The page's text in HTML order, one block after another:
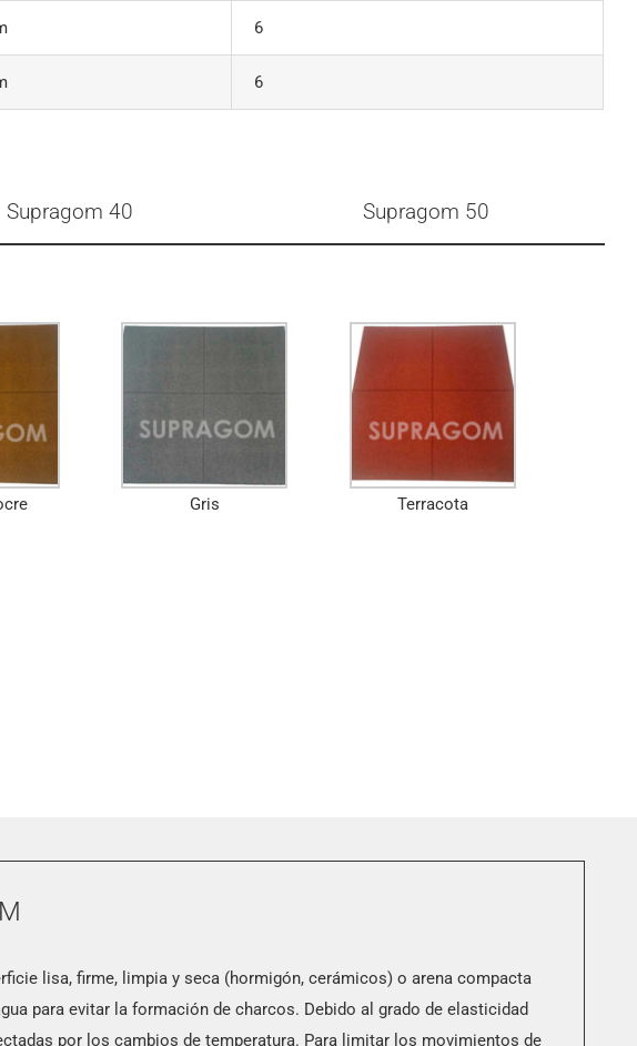
6
6
Supragom 40 Supragom 50
Gris Terracota
lisa, firme, limpia y seca (hormigón, cerámicos) o arena compacta
para evitar la formación de charcos. Debido al grado de elasticidad
por los cambios de temperatura. Para limitar los movimientos de